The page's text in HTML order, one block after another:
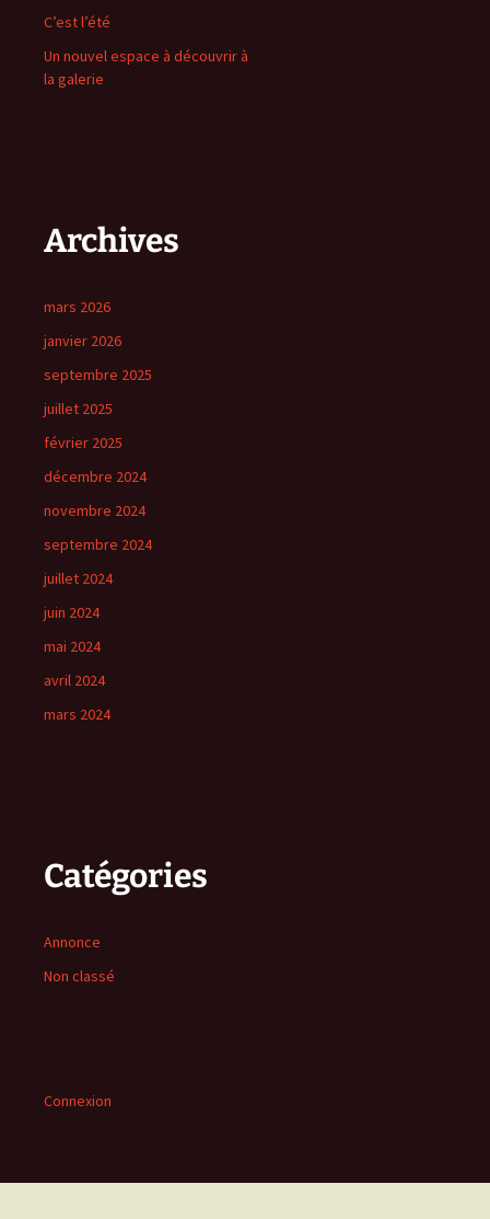
C’est l’été
Un nouvel espace à découvrir à
la galerie
Archives
mars 2026
janvier 2026
septembre 2025
juillet 2025
février 2025
décembre 2024
novembre 2024
septembre 2024
juillet 2024
juin 2024
mai 2024
avril 2024
mars 2024
Catégories
Annonce
Non classé
Connexion